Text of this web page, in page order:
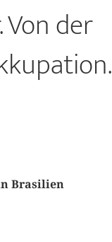
der
Brasilien